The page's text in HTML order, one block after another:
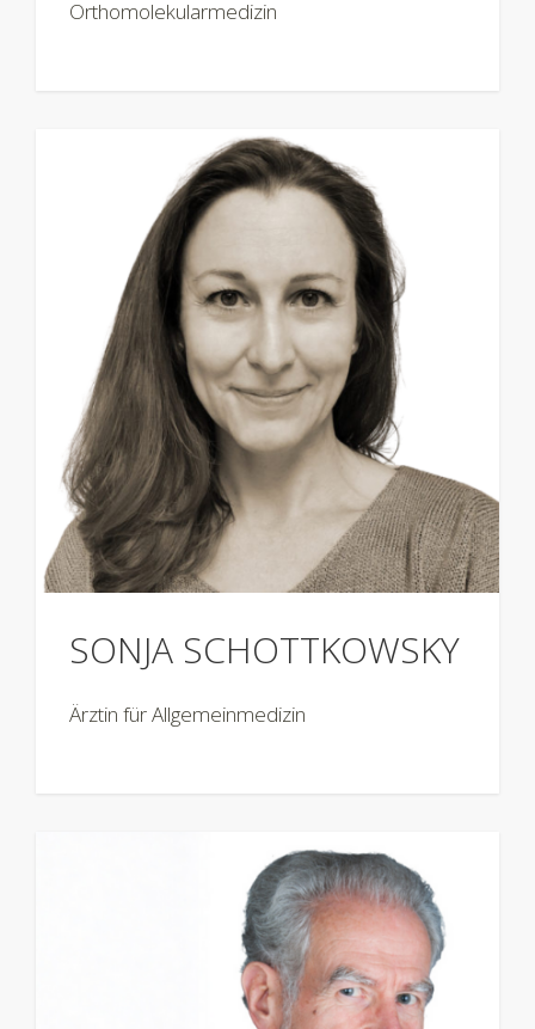
Orthomolekularmedizin
SONJA SCHOTTKOWSKY
Ärztin für Allgemeinmedizin